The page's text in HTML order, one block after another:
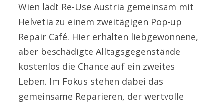
Wien lädt Re-Use Austria gemeinsam mit
Helvetia zu einem zweitägigen Pop-up
Repair Café. Hier erhalten liebgewonnene,
aber beschädigte Alltagsgegenstände
kostenlos die Chance auf ein zweites
Leben. Im Fokus stehen dabei das
gemeinsame Reparieren, der wertvolle